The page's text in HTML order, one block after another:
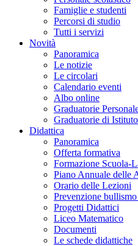
Famiglie e studenti
Percorsi di studio
Tutti i servizi
Novità
Panoramica
Le notizie
Le circolari
Calendario eventi
Albo online
Graduatorie
Graduatorie di
Didattica
Panoramica
Offerta formativa
Formazione Scuola-
Piano Annuale delle
Orario delle Lezioni
Prevenzione
Progetti Didattici
Liceo Matematico
Documenti
Le schede didattiche